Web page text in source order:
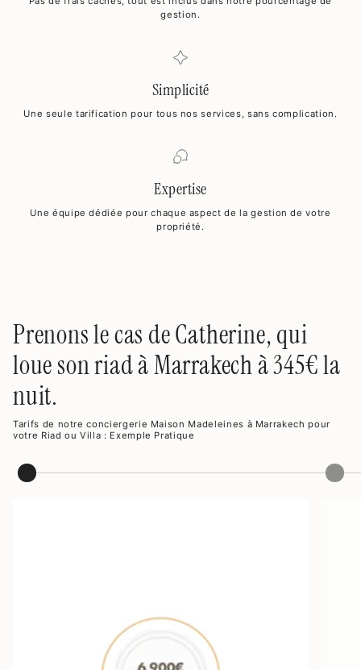
gestion.
Simplicité
Une seule tarification pour tous nos services, sans complication.
Expertise
Une équipe dédiée pour chaque aspect de la gestion de votre
propriété.
Prenons le cas de Catherine, qui
loue son riad à Marrakech à 345€ la
nuit.
Tarifs de notre conciergerie Maison Madeleines à Marrakech pour
votre Riad ou Villa : Exemple Pratique